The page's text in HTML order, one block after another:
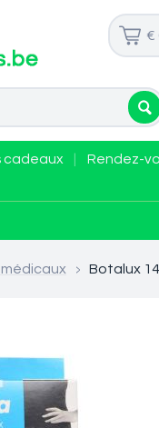
€
cadeaux
Rendez-
> Botalux